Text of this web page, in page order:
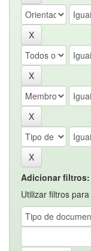
Adicionar filtros:
Utilizar filtros